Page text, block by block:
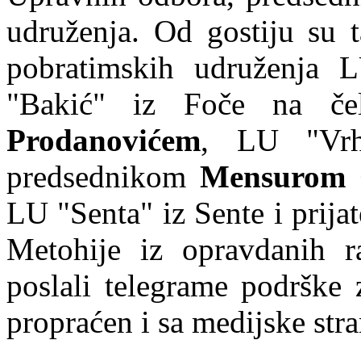
udruženja. Od gostiju su
pobratimskih udruženja
"Bakić" iz Foče na
Prodanovićem, LU
predsednikom Mensurom
LU "Senta" iz Sente i
Metohije iz opravdanih
poslali telegrame podrške
propraćen i sa medijske